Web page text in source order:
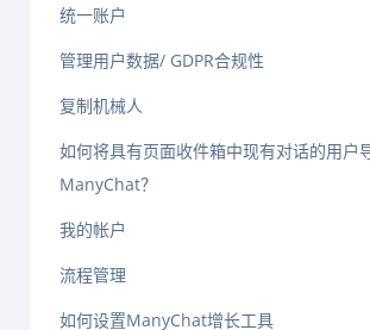
统一账户
管理用户数据/ GDPR合规性
复制机械人
如何将具有页面收件箱中现有对话的用户
ManyChat？
我的帐户
流程管理
如何设置ManyChat增长工具